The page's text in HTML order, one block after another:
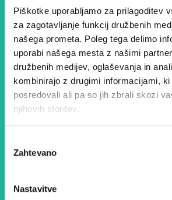
Piškotke uporabljamo za prilagoditev
za zagotavljanje funkcij družbenih
našega prometa. Poleg tega delimo
uporabi našega mesta z našimi
družbenih medijev, oglaševanja in
kombinirajo z drugimi informacijami,
posredovali ali pa so jih zbrali skozi
njihovih storitev.
soglasja
Zahtevano
Nastavitve
Dogodki, članki in
evropske
– prijavite se na
in ostanite na
našimi aktivnostmi.
Ime * Priimek *